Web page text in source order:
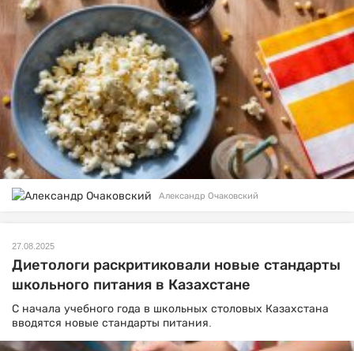
Александр Очаковский
27.08.2025
Диетологи раскритиковали новые стандарты
школьного питания в Казахстане
С начала учебного года в школьных столовых Казахстана
вводятся новые стандарты питания.